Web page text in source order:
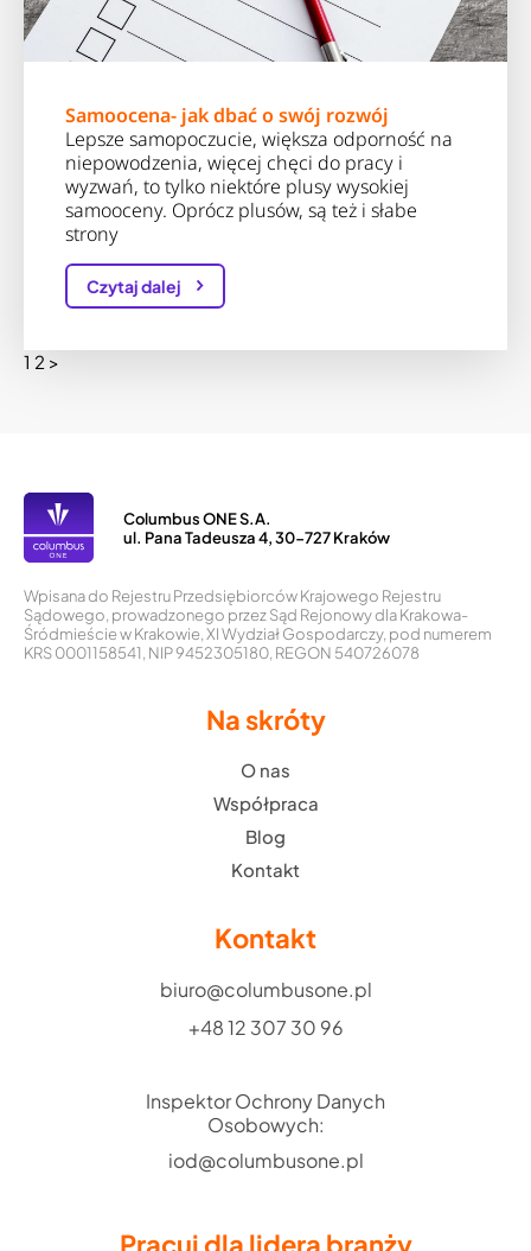
Samoocena- jak dbać o swój rozwój
Lepsze samopoczucie, większa odporność na
niepowodzenia, więcej chęci do pracy i
wyzwań, to tylko niektóre plusy wysokiej
samooceny. Oprócz plusów, są też i słabe
strony
Czytaj dalej
Stronicowanie
1 2 >
Columbus ONE S.A.
ul. Pana Tadeusza 4, 30-727 Kraków
Wpisana do Rejestru Przedsiębiorców Krajowego Rejestru
Sądowego, prowadzonego przez Sąd Rejonowy dla Krakowa-
Śródmieście w Krakowie, XI Wydział Gospodarczy, pod numerem
KRS 0001158541, NIP 9452305180, REGON 540726078
Na skróty
O nas
Współpraca
Blog
Kontakt
Kontakt
biuro@columbusone.pl
+48 12 307 30 96
Inspektor Ochrony Danych
Osobowych:
iod@columbusone.pl
Pracuj dla lidera branży